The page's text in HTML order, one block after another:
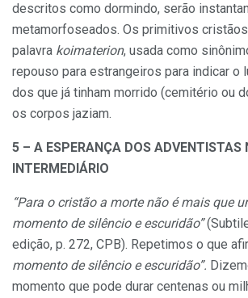
descritos como dormindo, serão
metamorfoseados. Os primitivos
palavra koimaterion, usada como
repouso para estrangeiros para indicar o
dos que já tinham morrido (cemitério ou
os corpos jaziam.
5 – A ESPERANÇA DOS ADVENTISTAS
INTERMEDIÁRIO
“Para o cristão a morte não é mais que
momento de silêncio e escuridão”
edição, p. 272, CPB). Repetimos o que
momento de silêncio e escuridão”.
momento que pode durar centenas ou